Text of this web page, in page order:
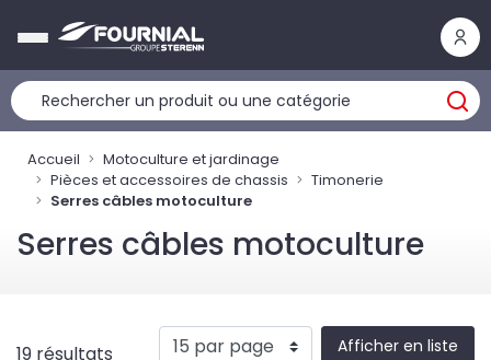
Accueil
Motoculture et jardinage
Pièces et accessoires de chassis
Timonerie
Serres câbles motoculture
Serres câbles motoculture
19 résultats Afficher en liste